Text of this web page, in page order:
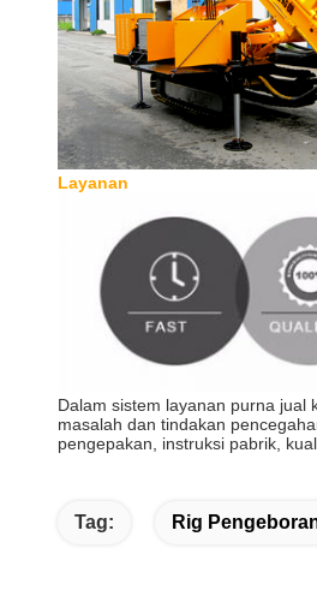
Layanan
Dalam sistem layanan purna jual
masalah dan tindakan
pengepakan, instruksi pabrik,
Tag: Rig